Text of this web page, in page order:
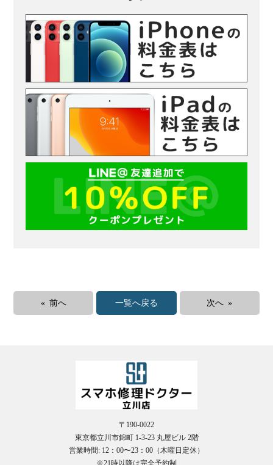
« 前へ 一覧へ戻る 次へ »
〒190-0022
東京都立川市錦町 1-3-23 丸屋ビル 2階
営業時間: 12：00〜23：00（木曜日定休）
※21時以降は完全予約制